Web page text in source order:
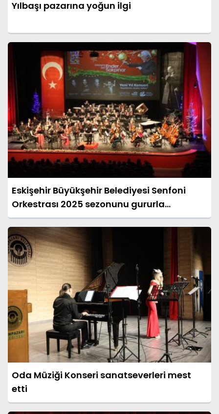
Yılbaşı pazarına yoğun ilgi
Eskişehir Büyükşehir Belediyesi Senfoni
Orkestrası 2025 sezonunu gururla
tamamladı
Oda Müziği Konseri sanatseverleri mest
etti